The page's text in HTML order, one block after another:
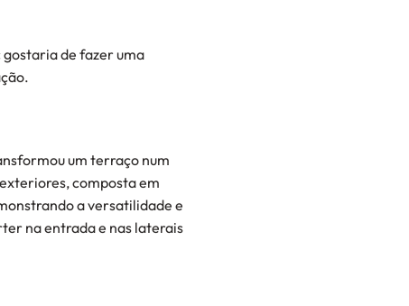
de fazer uma
um terraço num
composta em
a versatilidade e
na entrada e nas laterais